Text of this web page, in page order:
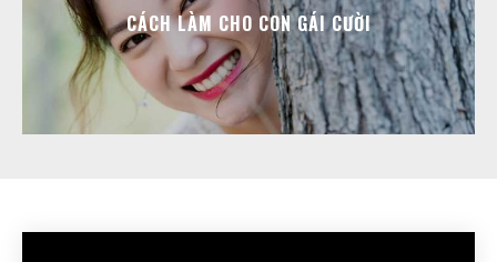
CÁCH LÀM CHO CON GÁI CƯỜI